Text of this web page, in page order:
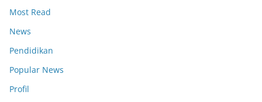
Most Read
News
Pendidikan
Popular News
Profil